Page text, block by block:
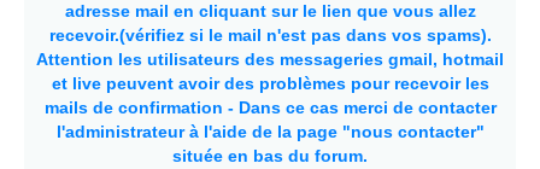
adresse mail en cliquant sur le lien que vous allez
recevoir.(vérifiez si le mail n'est pas dans vos spams).
Attention les utilisateurs des messageries gmail, hotmail
et live peuvent avoir des problèmes pour recevoir les
mails de confirmation - Dans ce cas merci de contacter
l'administrateur à l'aide de la page "nous contacter"
située en bas du forum.